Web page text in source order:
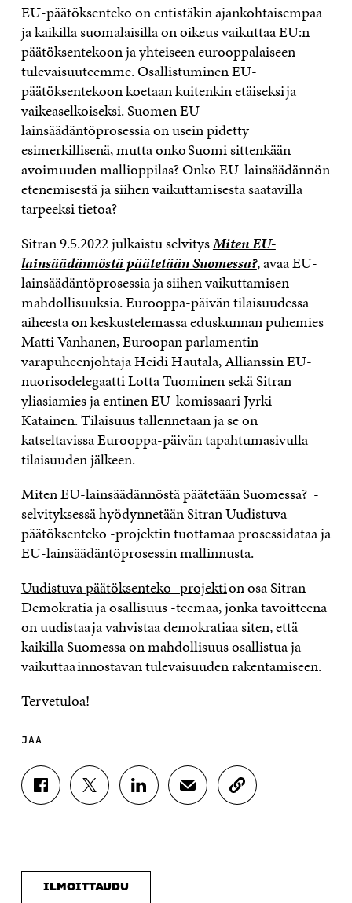
EU-päätöksenteko on entistäkin ajankohtaisempaa
ja kaikilla suomalaisilla on oikeus vaikuttaa EU:n
päätöksentekoon ja yhteiseen eurooppalaiseen
tulevaisuuteemme. Osallistuminen EU-
päätöksentekoon koetaan kuitenkin etäiseksi ja
vaikeaselkoiseksi. Suomen EU-
lainsäädäntöprosessia on usein pidetty
esimerkillisenä, mutta onko Suomi sittenkään
avoimuuden mallioppilas? Onko EU-lainsäädännön
etenemisestä ja siihen vaikuttamisesta saatavilla
tarpeeksi tietoa?
Sitran 9.5.2022 julkaistu selvitysMiten EU-
lainsäädännöstä päätetään Suomessa?, avaa EU-
lainsäädäntöprosessia ja siihen vaikuttamisen
mahdollisuuksia. Eurooppa-päivän tilaisuudessa
aiheesta on keskustelemassa eduskunnan puhemies
Matti Vanhanen, Euroopan parlamentin
varapuheenjohtaja Heidi Hautala, Allianssin EU-
nuorisodelegaatti Lotta Tuominen sekä Sitran
yliasiamies ja entinen EU-komissaari Jyrki
Katainen. Tilaisuus tallennetaan ja se on
katseltavissaEurooppa-päivän tapahtumasivulla
tilaisuuden jälkeen.
Miten EU-lainsäädännöstä päätetään Suomessa? -
selvityksessä hyödynnetäänSitranUudistuva
päätöksenteko -projektintuottamaaprosessidataa ja
EU-lainsäädäntöprosessin mallinnusta.
Uudistuva päätöksenteko -projektion osa Sitran
Demokratia ja osallisuus -teemaa, jonka tavoitteena
on uudistaa ja vahvistaa demokratiaa siten, että
kaikilla Suomessa on mahdollisuus osallistua ja
vaikuttaa innostavan tulevaisuuden rakentamiseen.
Tervetuloa!
JAA
J
A
E
B
J
A
T
T
J
A
K
J
A
K
O
ILMOITTAUDU